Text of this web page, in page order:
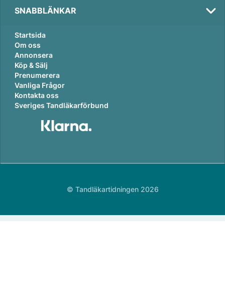
SNABBLÄNKAR
Startsida
Om oss
Annonsera
Köp & Sälj
Prenumerera
Vanliga Frågor
Kontakta oss
Sveriges Tandläkarförbund
© Tandläkartidningen 2026